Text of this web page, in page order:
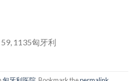
1135匈牙利